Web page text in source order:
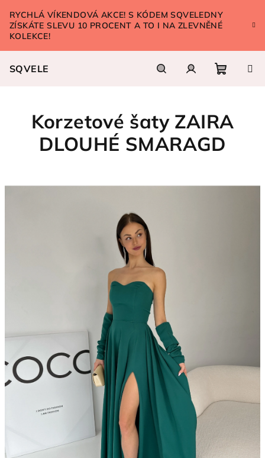
obsah
RYCHLÁ VÍKENDOVÁ AKCE! S KÓDEM SQVELEDNY
ZÍSKÁTE SLEVU 10 PROCENT A TO I NA ZLEVNĚNÉ
KOLEKCE!
SQVELE
košík
Korzetové šaty ZAIRA
DLOUHÉ SMARAGD